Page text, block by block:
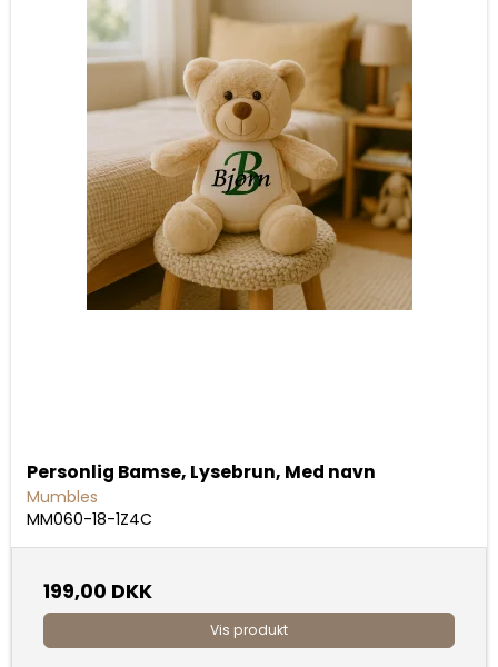
Personlig Bamse, Lysebrun, Med navn
Mumbles
MM060-18-1Z4C
199,00 DKK
Vis produkt